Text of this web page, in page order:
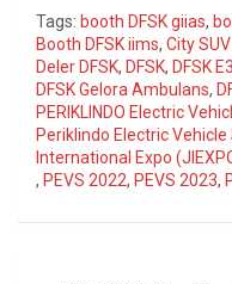
Tags: booth DFSK giias,
Booth DFSK iims, City
Deler DFSK, DFSK, DFSK E3
DFSK Gelora Ambulans,
PERIKLINDO Electric
Periklindo Electric
International Expo
, PEVS 2022, PEVS 2023,